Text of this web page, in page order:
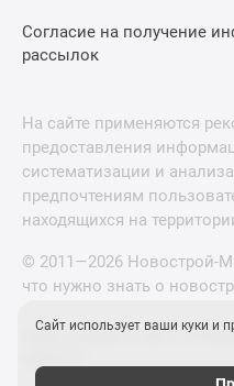
Согласие на получение
рассылок
На сайте применяются
предоставления
систематизации и
предпочтениям
находящихся на
© 2011—2026 Новострой-
что нужно знать о
Новостройки Санкт-
Сайт использует ваши куки и